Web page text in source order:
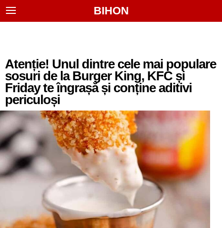
BIHON
Atenție! Unul dintre cele mai populare
sosuri de la Burger King, KFC și
Friday te îngrașă și conține aditivi
periculoși